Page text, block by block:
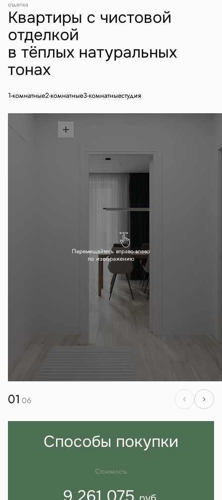
отделка
Квартиры с чистовой
отделкой
в тёплых натуральных
тонах
1-комнатные2-комнатные3-комнатныестудия
Перемещайтесь вправо-влево
по изображению
01 06
Способы покупки
Стоимость